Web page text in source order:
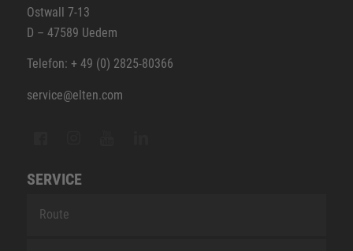
Ostwall 7-13
D – 47589 Uedem
Telefon: + 49 (0) 2825-80366
service@elten.com
SERVICE
Route